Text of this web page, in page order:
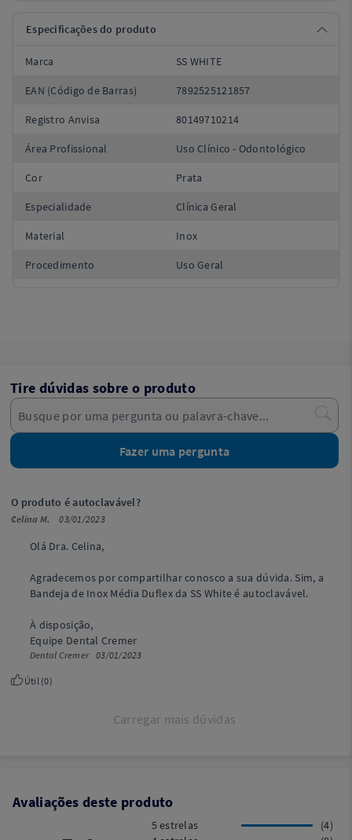
Especificações do produto
Marca SS WHITE
EAN (Código de Barras) 7892525121857
Registro Anvisa 80149710214
Área Profissional Uso Clínico - Odontológico
Cor Prata
Especialidade Clínica Geral
Material Inox
Procedimento Uso Geral
Tire dúvidas sobre o produto
Fazer uma pergunta
O produto é autoclavável?
Celina M. 03/01/2023
Olá Dra. Celina,
Agradecemos por compartilhar conosco a sua dúvida. Sim, a
Bandeja de Inox Média Duflex da SS White é autoclavável.
À disposição,
Equipe Dental Cremer
Dental Cremer03/01/2023
Útil (0)
Carregar mais dúvidas
Avaliações deste produto
5 estrelas
(4)